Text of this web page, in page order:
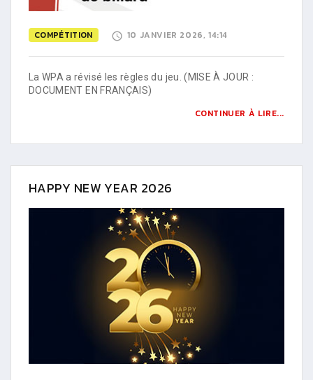
COMPÉTITION 10 JANVIER 2026, 14:14
La WPA a révisé les règles du jeu. (MISE À JOUR :
DOCUMENT EN FRANÇAIS)
CONTINUER À LIRE...
HAPPY NEW YEAR 2026